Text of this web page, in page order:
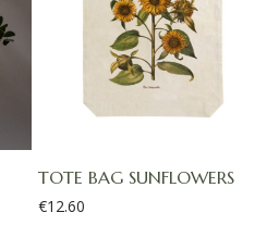
TOTE BAG SUNFLOWERS
€12.60